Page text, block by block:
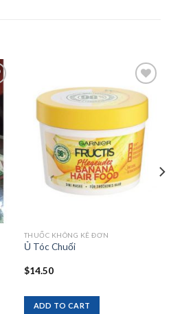
Add to
wishlist
THUỐC KHÔNG KÊ ĐƠN
Ủ Tóc Chuối
$14.50
ADD TO CART